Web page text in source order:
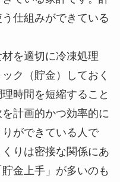
仕組みができている
材を適切に冷凍処理
ク（貯金）しておく
時間を短縮すること
計画的かつ効率的に
ができている人で
りは密接な関係にあ
金上手」が多いのも